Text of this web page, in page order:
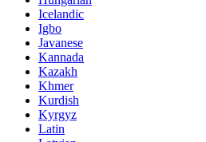
Icelandic
Igbo
Javanese
Kannada
Kazakh
Khmer
Kurdish
Kyrgyz
Latin